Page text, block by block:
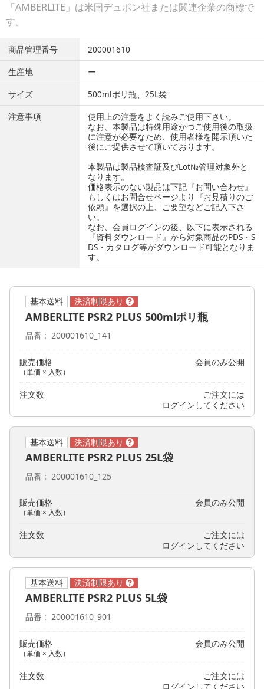
「AMBERLITE」は米国デュポン社または関連企業の商標で
す。
商品管理番号
200001610
生産地
ー
サイズ
500mlポリ瓶、25L袋
注意事項
使用上の注意をよく読みご使用下さい。
なお、本製品は特殊用途かつご使用後の取扱
に注意が必要なため、使用者様を開示頂いた
後にご提供させて頂いております。
本製品は製品検査証及びLot№管理対象外と
なります。
価格表示のない製品は下記『お問い合わせ』
もしくはお問合せページより『お見積りのご
依頼』を選択の上、ご要望などご記入下さ
い。
なお、会員ログインの後、以下に表示される
『資料ダウンロード』から対象商品のPDS・S
DS・カタログ等がダウンロード可能となりま
す。
基本送料
AMBERLITE PSR2 PLUS 500mlポリ瓶
品番 200001610_141
販売価格
（単価 × 入数）
会員のみ公開
注文数
ご注文には
ログイン してください
基本送料
AMBERLITE PSR2 PLUS 25L袋
品番 200001610_125
販売価格
（単価 × 入数）
会員のみ公開
注文数
ご注文には
ログイン してください
基本送料
AMBERLITE PSR2 PLUS 5L袋
品番 200001610_901
販売価格
（単価 × 入数）
会員のみ公開
注文数
ご注文には
ログイン してください